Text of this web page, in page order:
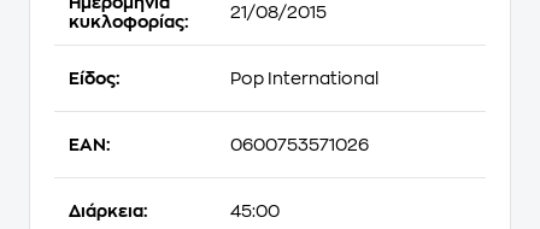
κυκλοφορίας:
21/08/2015
Είδος: Pop International
EAN: 0600753571026
Διάρκεια: 45:00